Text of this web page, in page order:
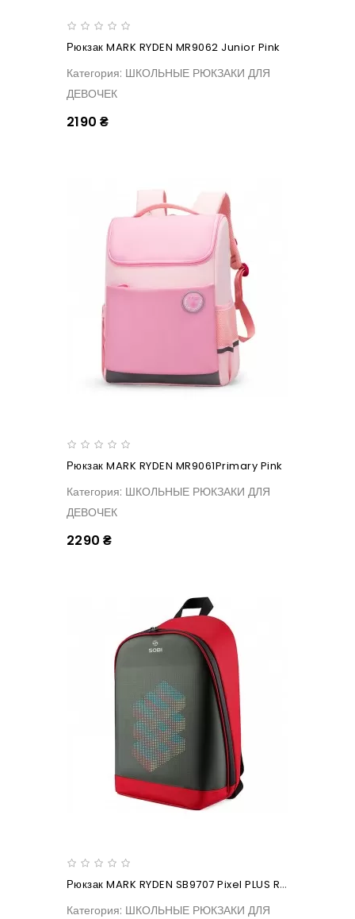
Рюкзак MARK RYDEN MR9062 Junior Pink
Категория: ШКОЛЬНЫЕ РЮКЗАКИ ДЛЯ
ДЕВОЧЕК
2190 ₴
Рюкзак MARK RYDEN MR9061Primary Pink
Категория: ШКОЛЬНЫЕ РЮКЗАКИ ДЛЯ
ДЕВОЧЕК
2290 ₴
Рюкзак MARK RYDEN SB9707 Pixel PLUS Red
Категория: ШКОЛЬНЫЕ РЮКЗАКИ ДЛЯ